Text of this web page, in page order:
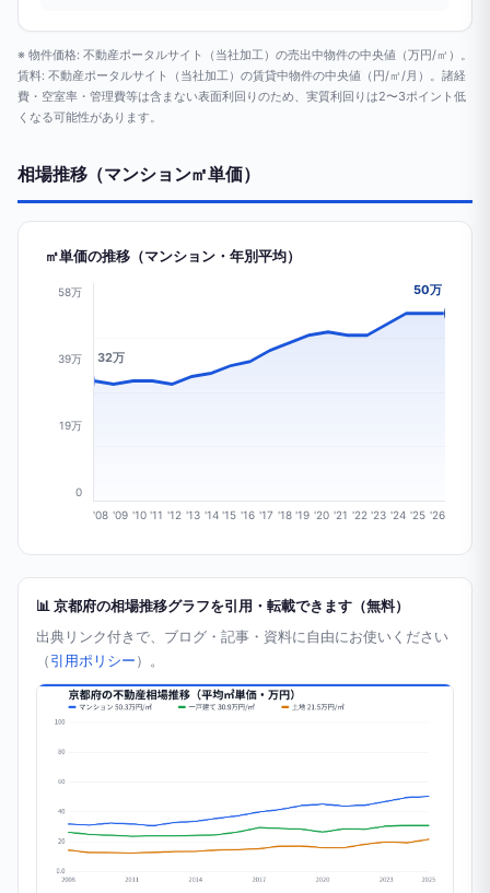
※ 物件価格: 不動産ポータルサイト（当社加工）の売出中物件の中央値（万円/㎡）。
賃料: 不動産ポータルサイト（当社加工）の賃貸中物件の中央値（円/㎡/月）。諸経
費・空室率・管理費等は含まない表面利回りのため、実質利回りは2〜3ポイント低
くなる可能性があります。
相場推移（マンション㎡単価）
㎡単価の推移（マンション・年別平均）
58万
39万
19万
0
32万
50万
'08 '09 '10 '11 '12 '13 '14 '15 '16 '17 '18 '19 '20 '21 '22 '23 '24 '25 '26
📊 京都府の相場推移グラフを引用・転載できます（無料）
出典リンク付きで、ブログ・記事・資料に自由にお使いください
（引用ポリシー）。